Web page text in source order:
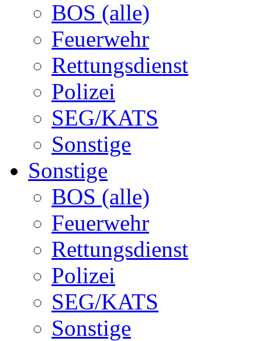
BOS (alle)
Feuerwehr
Rettungsdienst
Polizei
SEG/KATS
Sonstige
Sonstige
BOS (alle)
Feuerwehr
Rettungsdienst
Polizei
SEG/KATS
Sonstige